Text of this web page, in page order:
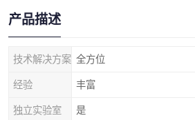
产品描述
技术解决方案 全方位
经验 丰富
独立实验室 是